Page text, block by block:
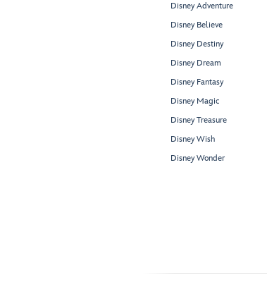
Disney Adventure
Disney Believe
Disney Destiny
Disney Dream
Disney Fantasy
Disney Magic
Disney Treasure
Disney Wish
Disney Wonder